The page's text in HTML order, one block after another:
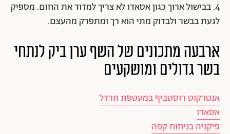
4. בבישול ארוך כגון אסאדו לא צריך למדוד את החום. מספיק
לגעת בבשר ולבדוק מתי הוא רך ומתפרק מהעצם.
ארבעה מתכונים של השף ערן ביק לנתחי
בשר גדולים ומושקעים
אנטרקוט רוסטביף במעטפת חרדל
אסאדו
פיקניה בניחוח קפה